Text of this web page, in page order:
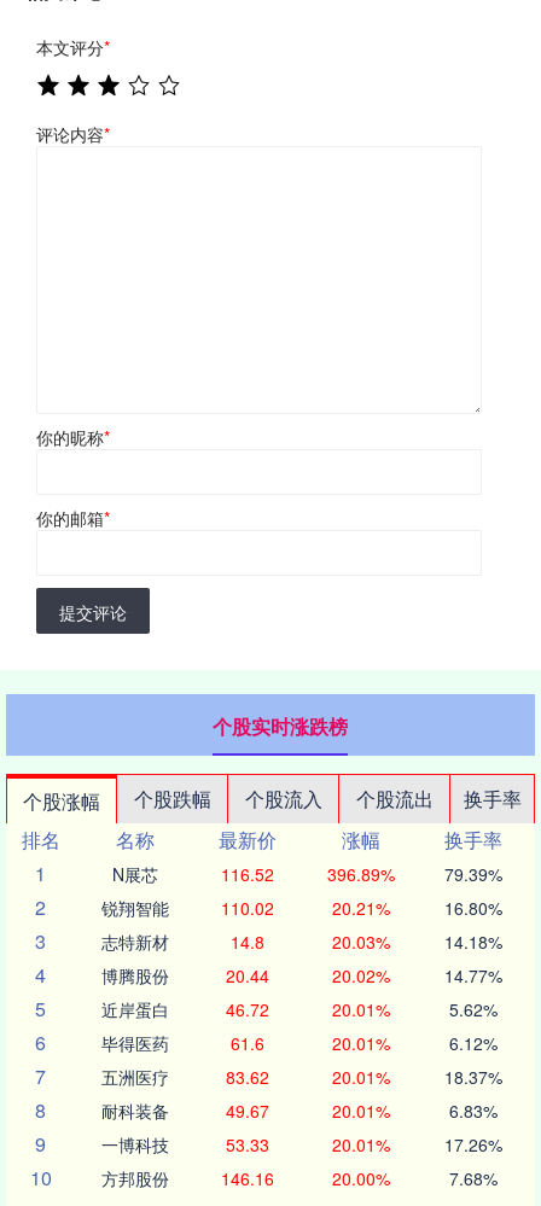
本文评分*
评论内容*
你的昵称*
你的邮箱*
提交评论
个股实时涨跌榜
个股涨幅 个股跌幅 个股流入 个股流出
换手率
排名
名称 最新价 涨幅
换手率
1
N展芯 116.52 396.89% 79.39%
2 锐翔智能 110.02 20.21% 16.80%
3 志特新材 14.8 20.03% 14.18%
4 博腾股份 20.44 20.02% 14.77%
5 近岸蛋白 46.72 20.01% 5.62%
6 毕得医药 61.6 20.01% 6.12%
7 五洲医疗 83.62 20.01% 18.37%
8 耐科装备 49.67 20.01% 6.83%
9 一博科技 53.33 20.01% 17.26%
10 方邦股份 146.16 20.00% 7.68%